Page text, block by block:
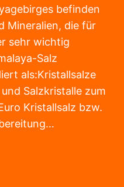
befinden
Mineralien, die für
sehr wichtig
Salz
als:Kristallsalze
Salzkristalle zum
Kristallsalz bzw.